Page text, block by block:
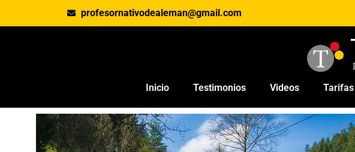
profesornativodealeman@gmail.com
Inicio Testimonios Videos Tarifas